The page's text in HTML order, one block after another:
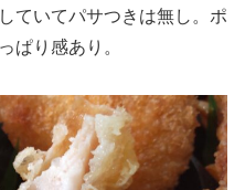
ていてパサつきは無し。ポ
ぱり感あり。